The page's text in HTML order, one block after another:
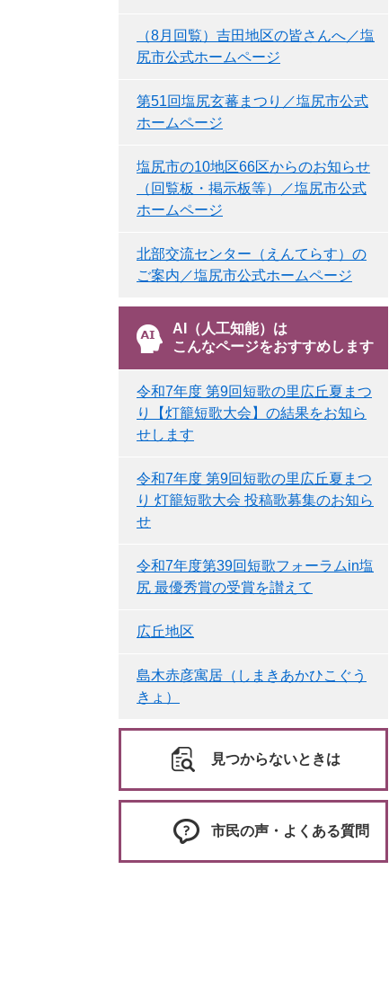
（8月回覧）吉田地区の皆さんへ／塩
尻市公式ホームページ
第51回塩尻玄蕃まつり／塩尻市公式
ホームページ
塩尻市の10地区66区からのお知らせ
（回覧板・掲示板等）／塩尻市公式
ホームページ
北部交流センター（えんてらす）の
ご案内／塩尻市公式ホームページ
AI（人工知能）は
こんなページをおすすめします
令和7年度 第9回短歌の里広丘夏まつ
り【灯籠短歌大会】の結果をお知ら
せします
令和7年度 第9回短歌の里広丘夏まつ
り 灯籠短歌大会 投稿歌募集のお知ら
せ
令和7年度第39回短歌フォーラムin塩
尻 最優秀賞の受賞を讃えて
広丘地区
島木赤彦寓居（しまきあかひこぐう
きょ）
見つからないときは
市民の声・よくある質問